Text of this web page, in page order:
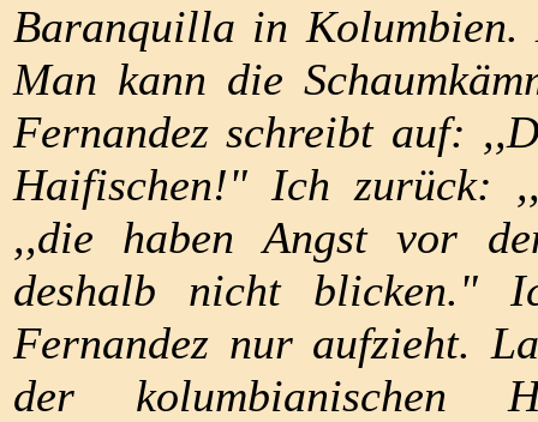
Baranquilla in
Man kann die
Fernandez schreibt auf:
Haifischen!" Ich zurück:
,,die haben Angst vor
deshalb nicht blicken."
Fernandez nur aufzieht.
der kolumbianischen